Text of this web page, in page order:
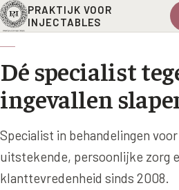
PRAKTIJK VOOR
INJECTABLES
Dé specialist
ingevallen
Specialist in behandelingen
uitstekende, persoonlijke zorg
klanttevredenheid sinds 2008.